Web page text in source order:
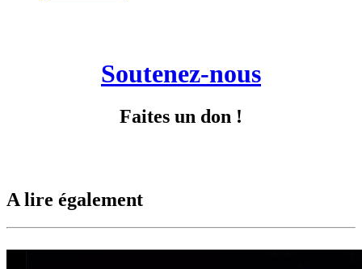
Soutenez-nous
Faites un don !
A lire également